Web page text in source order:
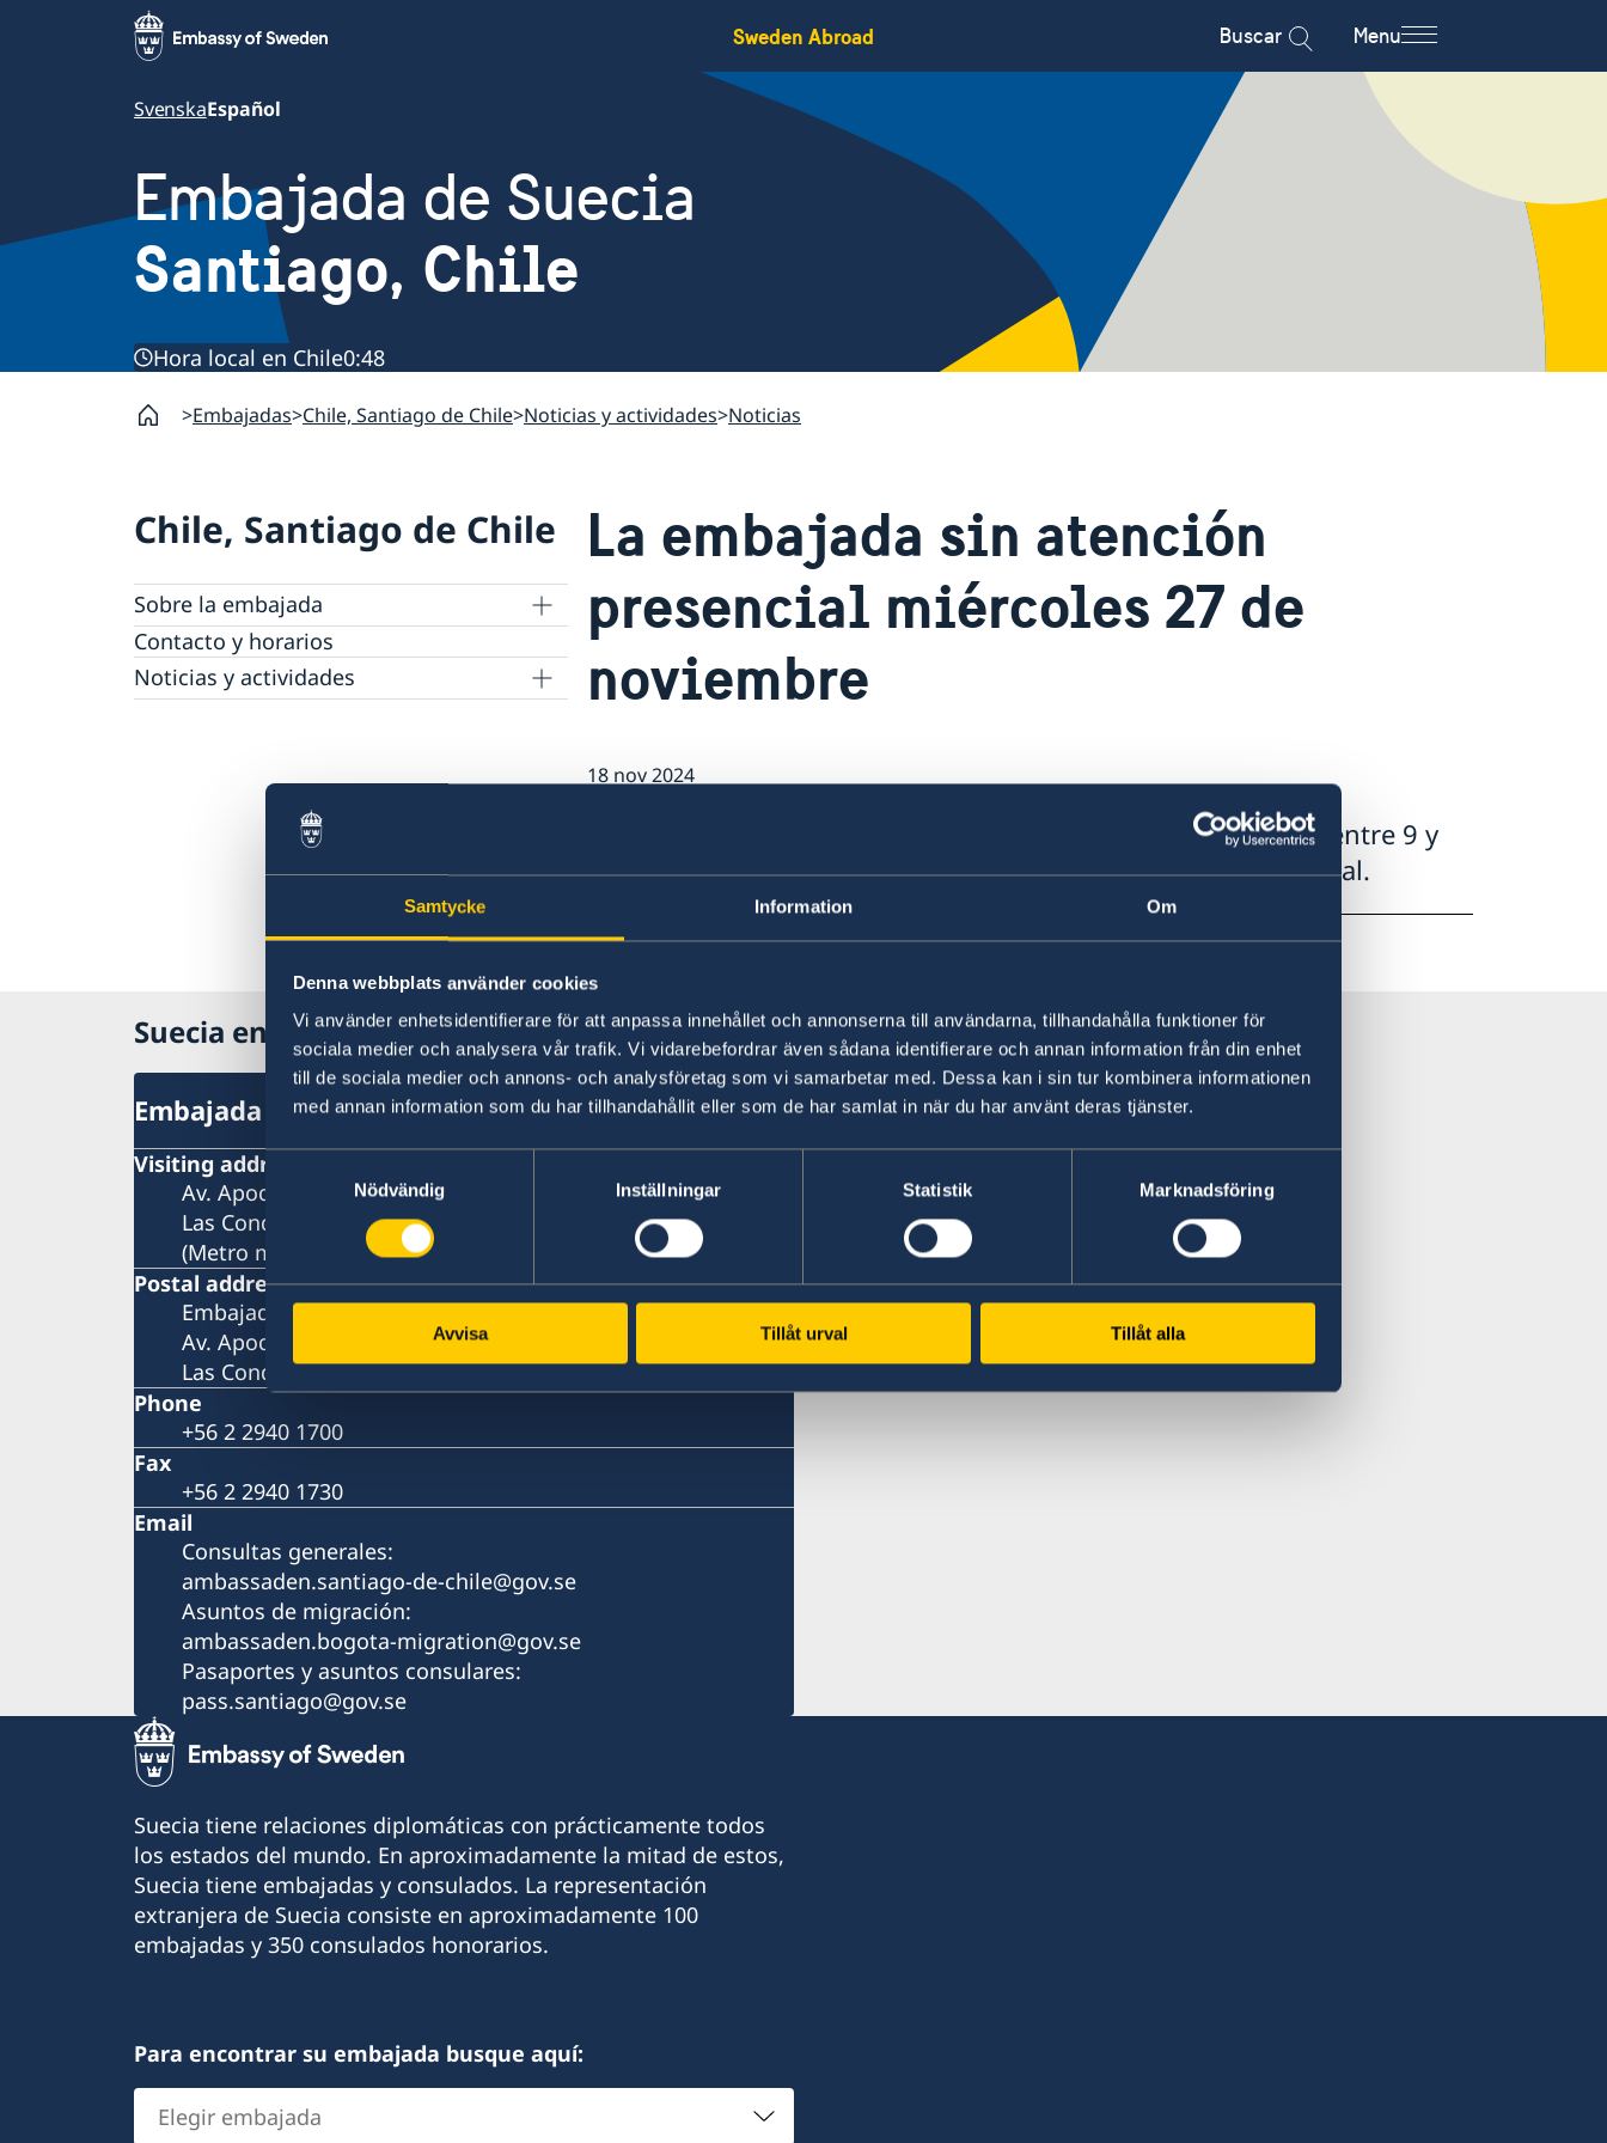
Samtycke Information Om
Denna webbplats använder cookies
Vi använder enhetsidentifierare för att anpassa innehållet och annonserna till användarna, tillhandahålla funktioner för
sociala medier och analysera vår trafik. Vi vidarebefordrar även sådana identifierare och annan information från din enhet
till de sociala medier och annons- och analysföretag som vi samarbetar med. Dessa kan i sin tur kombinera informationen
med annan information som du har tillhandahållit eller som de har samlat in när du har använt deras tjänster.
Samtyckesval
Nödvändig
Inställningar Statistik Marknadsföring
Avvisa Tillåt urval Tillåt alla
Sweden Abroad Buscar Menu
SvenskaEspañol
Embajada de Suecia
Santiago, Chile
Hora local en Chile0:48
Embajadas Chile, Santiago de Chile Noticias y actividades Noticias
Chile, Santiago de Chile
Sobre la embajada
Vacantes
Pasantía
Tarifas
Contacto y horarios
Noticias y actividades
Svenska kyrkan
La embajada sin atención
presencial miércoles 27 de
noviembre
18 nov 2024
Además, tenemos atención por telefon el horario reducido, entre 9 y
10 horas. El jueves 28 de noviembre tenemos atención normal.
Suecia en Chile
Embajada de Suecia
Visiting address
Av. Apoquindo 2929, piso 3
Las Condes, Santiago de Chile
(Metro más cercano: Tobalaba o El Golf)
Postal address
Embajada de Suecia
Av. Apoquindo 2929, Oficina 300
Las Condes, Santiago de Chile
Phone
+56 2 2940 1700
Fax
+56 2 2940 1730
Email
Consultas generales:
ambassaden.santiago-de-chile@gov.se
Asuntos de migración:
ambassaden.bogota-migration@gov.se
Pasaportes y asuntos consulares:
pass.santiago@gov.se
Suecia tiene relaciones diplomáticas con prácticamente todos
los estados del mundo. En aproximadamente la mitad de estos,
Suecia tiene embajadas y consulados. La representación
extranjera de Suecia consiste en aproximadamente 100
embajadas y 350 consulados honorarios.
Para encontrar su embajada busque aquí:
Elegir
embajada